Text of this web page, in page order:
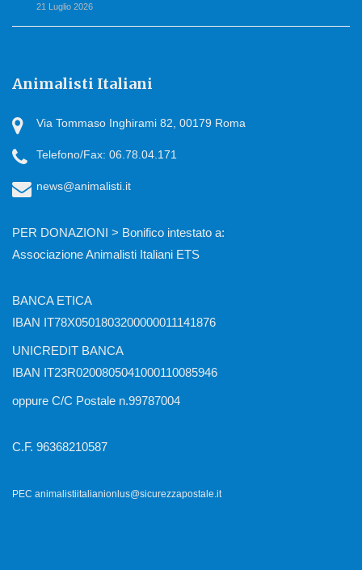
21 Luglio 2026
Animalisti Italiani
Via Tommaso Inghirami 82, 00179 Roma
Telefono/Fax: 06.78.04.171
news@animalisti.it
PER DONAZIONI > Bonifico intestato a:
Associazione Animalisti Italiani ETS
BANCA ETICA
IBAN IT78X0501803200000011141876
UNICREDIT BANCA
IBAN IT23R0200805041000110085946
oppure C/C Postale n.99787004
C.F. 96368210587
PEC animalistiitalianionlus@sicurezzapostale.it